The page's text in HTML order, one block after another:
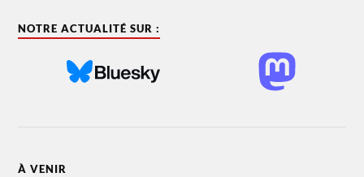
NOTRE ACTUALITÉ SUR :
À VENIR